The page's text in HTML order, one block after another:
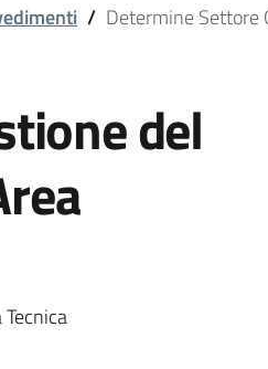
/ Determine Settore
del